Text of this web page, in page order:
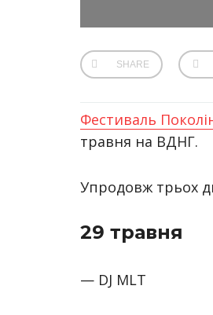
SHARE
Фестиваль
травня на ВДНГ.
Упродовж трьох
29 травня
— DJ MLT